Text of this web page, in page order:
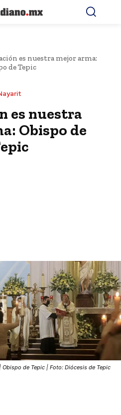
es nuestra mejor arma:
de Tepic
es nuestra
Obispo de
de Tepic | Foto: Diócesis de Tepic